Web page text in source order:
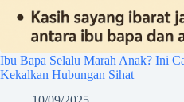
Ibu Bapa Selalu Marah Anak? Ini
Kekalkan Hubungan Sihat